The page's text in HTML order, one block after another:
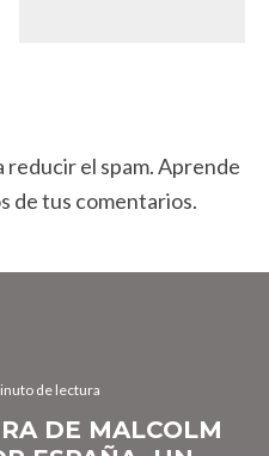
reducir el spam.Aprende
de tus comentarios.
de lectura
DE MALCOLM